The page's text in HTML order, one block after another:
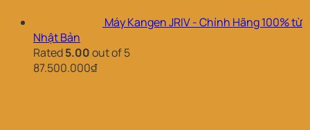
Máy Kangen JRIV - Chính Hãng 100% từ
Nhật Bản
Rated5.00out of 5
87.500.000₫